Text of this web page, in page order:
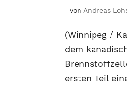
vonAndreas
(Winnipeg /
dem
ersten Teil